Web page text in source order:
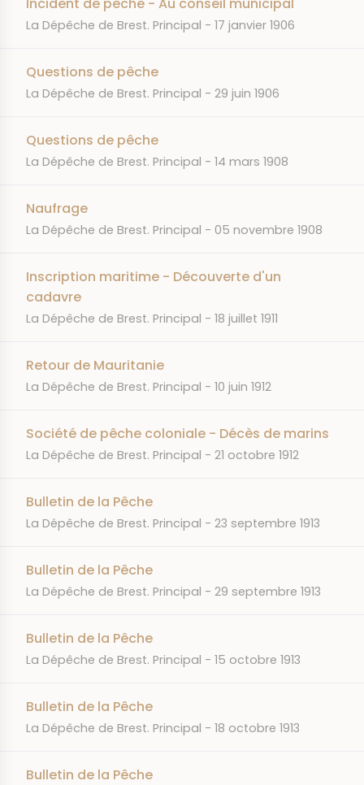
JOURNAL
La Dépêche de Brest. Principal DATE
17 janvier 1906
Questions de pêche
JOURNAL
La Dépêche de Brest. Principal DATE
29 juin 1906
Questions de pêche
JOURNAL
La Dépêche de Brest. Principal DATE
14 mars 1908
Naufrage
JOURNAL
La Dépêche de Brest. Principal DATE
05 novembre 1908
Inscription maritime - Découverte d'un
cadavre
JOURNAL
La Dépêche de Brest. Principal DATE
18 juillet 1911
Retour de Mauritanie
JOURNAL
La Dépêche de Brest. Principal DATE
10 juin 1912
Société de pêche coloniale - Décès de marins
JOURNAL
La Dépêche de Brest. Principal DATE
21 octobre 1912
Bulletin de la Pêche
JOURNAL
La Dépêche de Brest. Principal DATE
23 septembre 1913
Bulletin de la Pêche
JOURNAL
La Dépêche de Brest. Principal DATE
29 septembre 1913
Bulletin de la Pêche
JOURNAL
La Dépêche de Brest. Principal DATE
15 octobre 1913
Bulletin de la Pêche
JOURNAL
La Dépêche de Brest. Principal DATE
18 octobre 1913
Bulletin de la Pêche